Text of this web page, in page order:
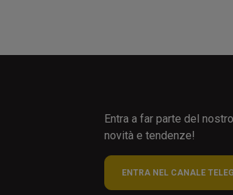
Entra a far parte del
novità e tendenze!
ENTRA NEL CANALE